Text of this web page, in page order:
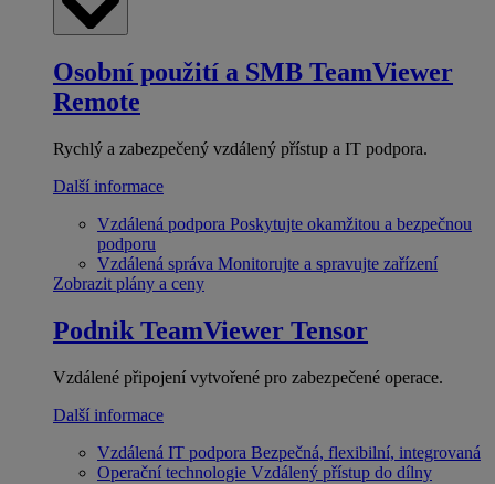
Osobní použití a SMB TeamViewer
Remote
Rychlý a zabezpečený vzdálený přístup a IT podpora.
Další informace
Vzdálená podpora Poskytujte okamžitou a bezpečnou
podporu
Vzdálená správa Monitorujte a spravujte zařízení
Zobrazit plány a ceny
Podnik TeamViewer Tensor
Vzdálené připojení vytvořené pro zabezpečené operace.
Další informace
Vzdálená IT podpora Bezpečná, flexibilní, integrovaná
Operační technologie Vzdálený přístup do dílny